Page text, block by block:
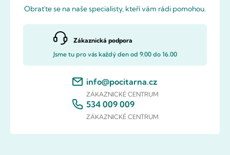
Obraťte se na naše specialisty, kteří vám rádi pomohou.
Zákaznická podpora
Jsme tu pro vás každý den od 9.00 do 16.00
info@pocitarna.cz
ZÁKAZNICKÉ CENTRUM
534 009 009
ZÁKAZNICKÉ CENTRUM